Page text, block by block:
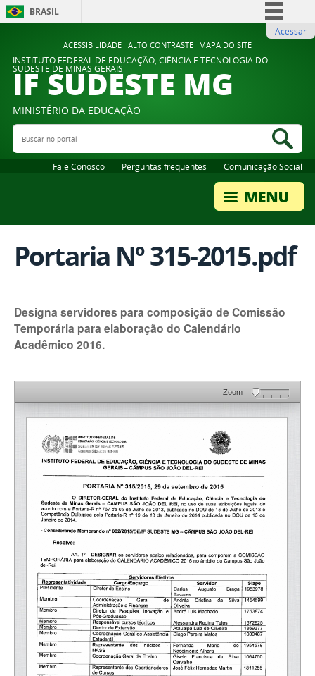
ACESSIBILIDADE ALTO CONTRASTE MAPA DO SITE
BRASIL
Comunica BR
Participe
Legislação
Acessar
INSTITUTO FEDERAL DE EDUCAÇÃO, CIÊNCIA E TECNOLOGIA DO
SUDESTE DE MINAS GERAIS
IF SUDESTE MG
MINISTÉRIO DA EDUCAÇÃO
Buscar no portal
Fale Conosco Perguntas frequentes Comunicação Social
Portaria Nº 315-2015.pdf
Designa servidores para composição de Comissão
Temporária para elaboração do Calendário
Acadêmico 2016.
Zoom